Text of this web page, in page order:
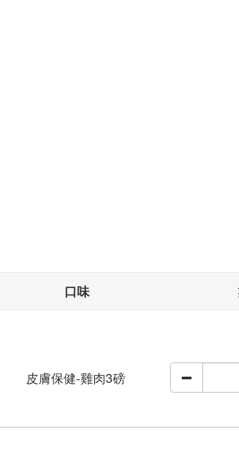
口味
皮膚保健-雞肉3磅